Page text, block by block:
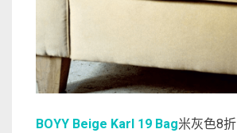
BOYY Beige Karl 19 Bag米灰色8折